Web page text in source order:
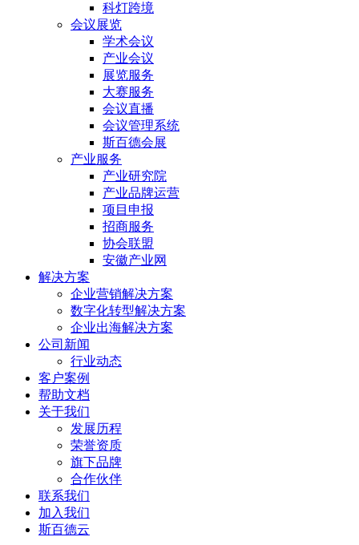
科灯跨境
会议展览
学术会议
产业会议
展览服务
大赛服务
会议直播
会议管理系统
斯百德会展
产业服务
产业研究院
产业品牌运营
项目申报
招商服务
协会联盟
安徽产业网
解决方案
企业营销解决方案
数字化转型解决方案
企业出海解决方案
公司新闻
行业动态
客户案例
帮助文档
关于我们
发展历程
荣誉资质
旗下品牌
合作伙伴
联系我们
加入我们
斯百德云